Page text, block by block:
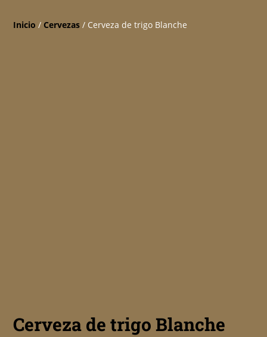
Inicio / Cervezas / Cerveza de trigo Blanche
Cerveza de trigo Blanche